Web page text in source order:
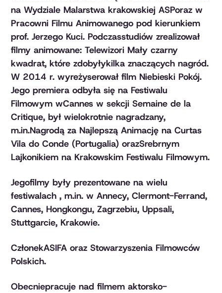
na Wydziale Malarstwa krakowskiej ASPoraz w
Pracowni Filmu Animowanego pod kierunkiem
prof. Jerzego Kuci. Podczasstudiów zrealizował
filmy animowane: Telewizori Mały czarny
kwadrat, które zdobyłykilka znaczących nagród.
W 2014 r. wyreżyserował film Niebieski Pokój.
Jego premiera odbyła się na Festiwalu
Filmowym wCannes w sekcji Semaine de la
Critique, był wielokrotnie nagradzany,
m.in.Nagrodą za Najlepszą Animację na Curtas
Vila do Conde (Portugalia) orazSrebrnym
Lajkonikiem na Krakowskim Festiwalu Filmowym.
Jegofilmy były prezentowane na wielu
festiwalach , m.in. w Annecy, Clermont-Ferrand,
Cannes, Hongkongu, Zagrzebiu, Uppsali,
Stuttgarcie, Krakowie.
CzłonekASIFA oraz Stowarzyszenia Filmowców
Polskich.
Obecniepracuje nad filmem aktorsko-